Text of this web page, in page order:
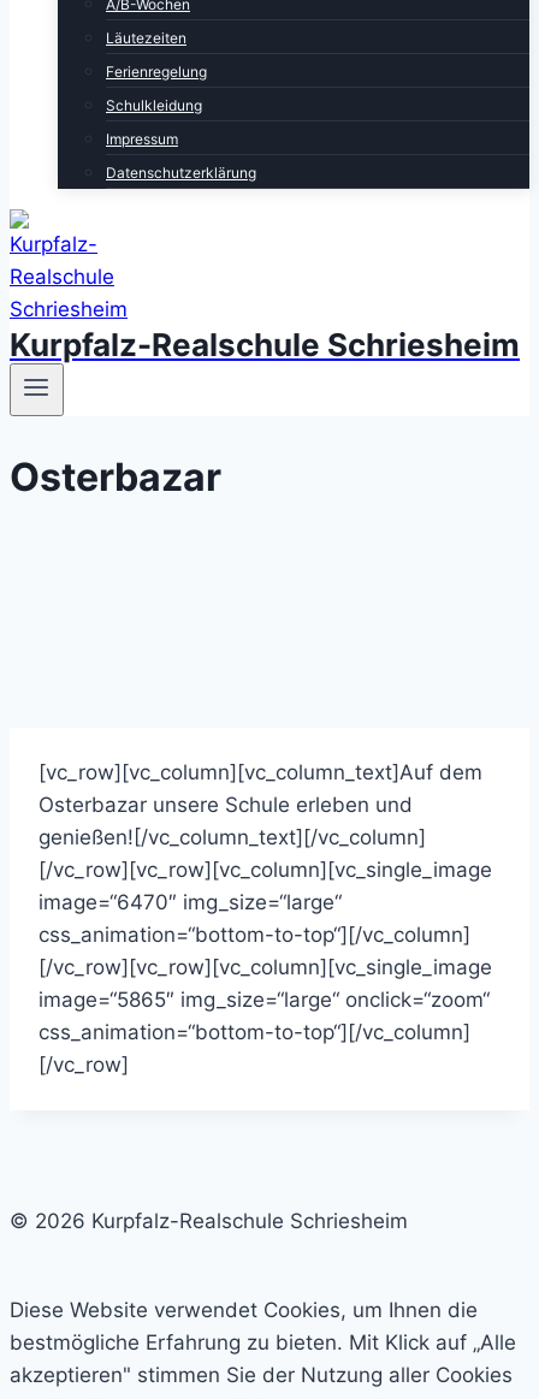
A/B-Wochen
Läutezeiten
Ferienregelung
Schulkleidung
Impressum
Datenschutzerklärung
Kurpfalz-Realschule Schriesheim
Osterbazar
[vc_row][vc_column][vc_column_text]Auf dem
Osterbazar unsere Schule erleben und
genießen![/vc_column_text][/vc_column]
[/vc_row][vc_row][vc_column][vc_single_image
image=“6470″ img_size=“large“
css_animation=“bottom-to-top“][/vc_column]
[/vc_row][vc_row][vc_column][vc_single_image
image=“5865″ img_size=“large“ onclick=“zoom“
css_animation=“bottom-to-top“][/vc_column]
[/vc_row]
© 2026 Kurpfalz-Realschule Schriesheim
Diese Website verwendet Cookies, um Ihnen die
bestmögliche Erfahrung zu bieten. Mit Klick auf „Alle
akzeptieren" stimmen Sie der Nutzung aller Cookies